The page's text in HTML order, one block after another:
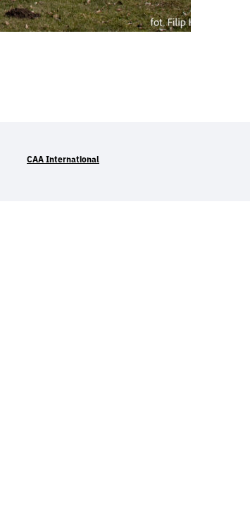
CAA International